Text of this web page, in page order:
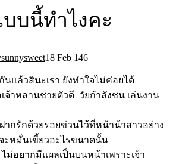
บนี้ทำไงคะ
sunnysweet18 Feb 146
แล้วสินะเรา ยังทำใจไม่ค่อยได้
จ้าหลานชายตัวดี วัยกำลังซน เล่นงาน
ากรักด้วยรอยข่วนไว้ที่หน้าน้าสาวอย่าง
ะหมั่นเขี้ยวอะไรขนาดนั้น
ม่อยากมีแผลเป็นบนหน้าเพราะเจ้า